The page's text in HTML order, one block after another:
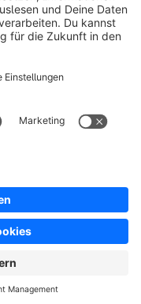
vorbehalten